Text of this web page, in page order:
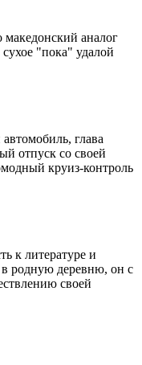
аналог
"пока" удалой
глава
отпуск со своей
круиз-контроль
к литературе и
в родную деревню, он с
своей